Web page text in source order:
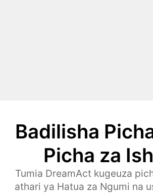
Badilisha
Picha za
Tumia DreamAct kugeuza
athari ya Hatua za Ngumi na